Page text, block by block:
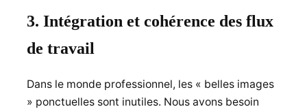
3. Intégration et cohérence des flux
de travail
Dans le monde professionnel, les « belles images
» ponctuelles sont inutiles. Nous avons besoin